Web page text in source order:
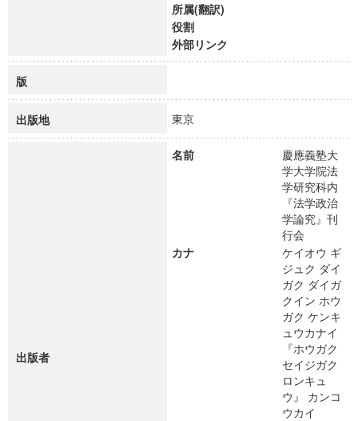
所属(翻訳)
役割
外部リンク
版
出版地 東京
出版者
名前
慶應義塾大
学大学院法
学研究科内
『法学政治
学論究』刊
行会
カナ
ケイオウ ギ
ジュク ダイ
ガク ダイガ
クイン ホウ
ガク ケンキ
ュウカナイ
『ホウガク
セイジガク
ロンキュ
ウ』 カンコ
ウカイ